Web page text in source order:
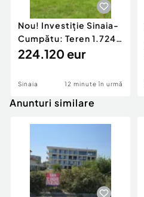
Nou! Investiție Sinaia-
Cumpătu: Teren 1.724
mp cu Proiect
224.120 eur
Sinaia 12 minute în urmă
Anunturi similare